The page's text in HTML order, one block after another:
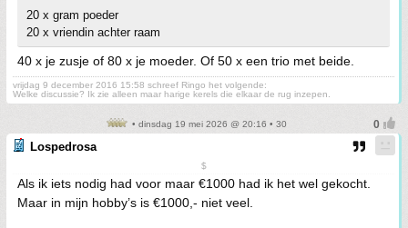
20 x gram poeder
20 x vriendin achter raam
40 x je zusje of 80 x je moeder. Of 50 x een trio met beide.
vrijdag 9 december 2016 15:58 schreef Ringo het volgende:
Welke discussie? Ik zie alleen maar harige kerels die elkaar de rug inzepen.
• dinsdag 19 mei 2026 @ 20:16 • 30
Lospedrosa
$
Als ik iets nodig had voor maar €1000 had ik het wel gekocht.
Maar in mijn hobby’s is €1000,- niet veel.